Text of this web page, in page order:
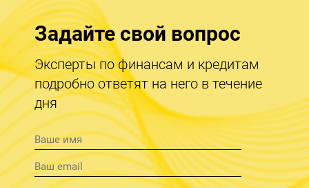
Задайте свой вопрос
Эксперты по финансам и кредитам
подробно ответят на него в течение
дня